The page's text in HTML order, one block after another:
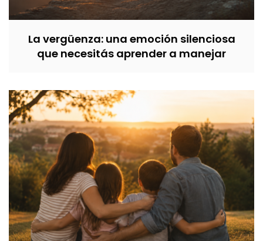
La vergüenza: una emoción silenciosa
que necesitás aprender a manejar